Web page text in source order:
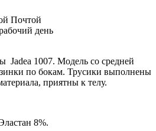
Почтой
день
Jadea 1007. Модель со средней
по бокам. Трусики выполнены
приятны к телу.
8%.